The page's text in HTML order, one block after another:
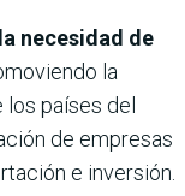
necesidad de
la
países del
de empresas
e inversión.